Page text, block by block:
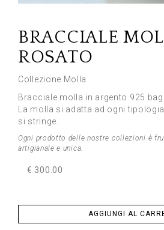
BRACCIALE
ROSATO
Collezione Molla
Bracciale molla in argento 925
La molla si adatta ad ogni
si stringe.
Ogni prodotto delle nostre collezioni è
artigianale e unica.
€ 300.00
AGGIUNGI AL